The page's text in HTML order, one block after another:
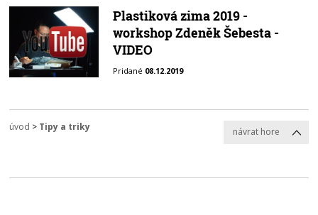
Plastiková zima 2019 -
workshop Zdeněk Šebesta -
VIDEO
Pridané 08.12.2019
úvod > Tipy a triky návrat hore